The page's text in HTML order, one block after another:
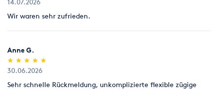
14.07.2026
Wir waren sehr zufrieden.
Anne G.
(*)
★
★
(*) ★
★
(*) ★
★
(*) ★
★
(*) ★
★
30.06.2026
Sehr schnelle Rückmeldung, unkomplizierte flexible zügige